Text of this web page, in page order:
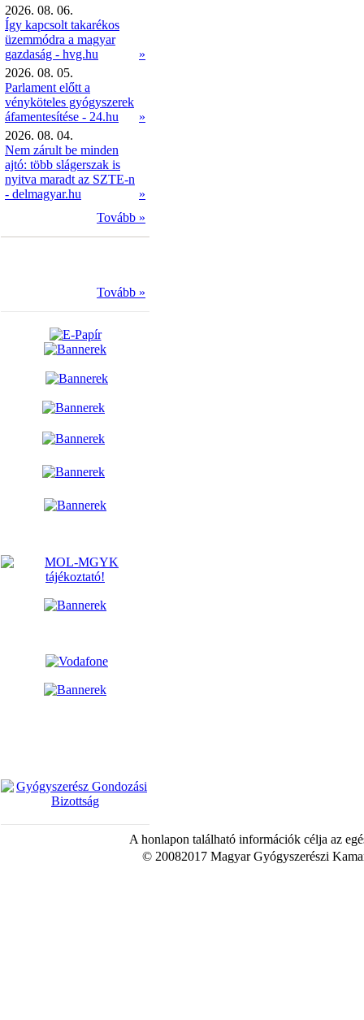
2026. 08. 06.
Így kapcsolt takarékos
üzemmódra a magyar
gazdaság - hvg.hu
»
2026. 08. 05.
Parlament előtt a
vényköteles gyógyszerek
áfamentesítése - 24.hu
»
2026. 08. 04.
Nem zárult be minden
ajtó: több slágerszak is
nyitva maradt az SZTE-n
- delmagyar.hu
»
Tovább »
Tovább »
A honlapon található információk célja az
© 20082017 Magyar Gyógyszerészi